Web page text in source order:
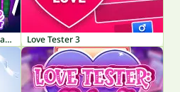
Instadiva Nikke Photoshoot and Date Night Love Tester 3